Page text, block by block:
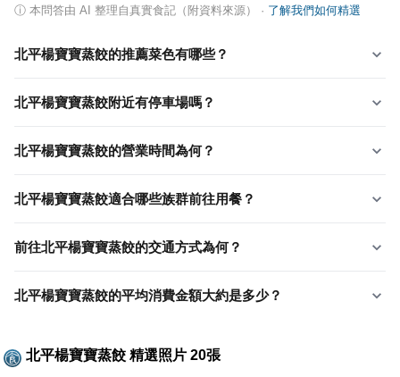
ⓘ 本問答由 AI 整理自真實食記（附資料來源） · 了解我們如何精選
北平楊寶寶蒸餃的推薦菜色有哪些？
北平楊寶寶蒸餃附近有停車場嗎？
北平楊寶寶蒸餃的營業時間為何？
北平楊寶寶蒸餃適合哪些族群前往用餐？
前往北平楊寶寶蒸餃的交通方式為何？
北平楊寶寶蒸餃的平均消費金額大約是多少？
北平楊寶寶蒸餃 精選照片 20張